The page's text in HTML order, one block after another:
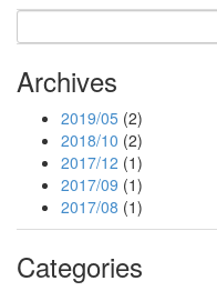
Archives
2019/05 (2)
2018/10 (2)
2017/12 (1)
2017/09 (1)
2017/08 (1)
Categories